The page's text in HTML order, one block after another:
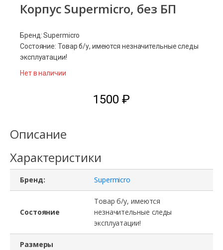
Корпус Supermicro, без БП
Бренд: Supermicro
Состояние: Товар б/у, имеются незначительные следы
эксплуатации!
Нет в наличии
1500 ₽
Описание
Характеристики
Бренд: Supermicro
Состояние
Товар б/у, имеются
незначительные следы
эксплуатации!
Размеры